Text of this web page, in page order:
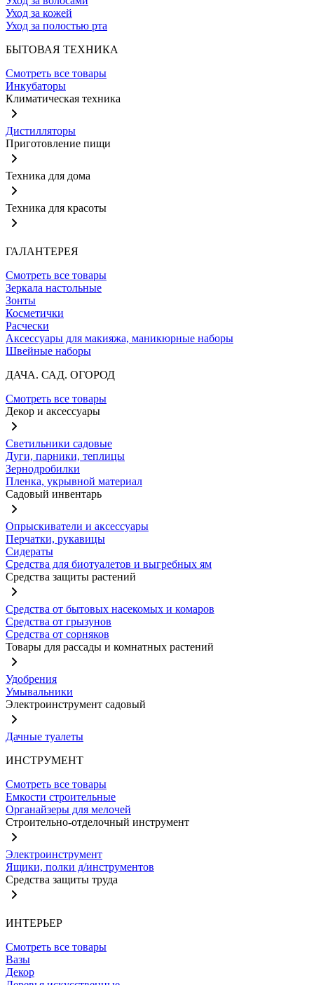
Уход за кожей
Уход за полостью рта
БЫТОВАЯ ТЕХНИКА
Смотреть все товары
Инкубаторы
Климатическая техника
Дистилляторы
Приготовление пищи
Техника для дома
Техника для красоты
ГАЛАНТЕРЕЯ
Смотреть все товары
Зеркала настольные
Зонты
Косметички
Расчески
Аксессуары для макияжа, маникюрные наборы
Швейные наборы
ДАЧА. САД. ОГОРОД
Смотреть все товары
Декор и аксессуары
Светильники садовые
Дуги, парники, теплицы
Зернодробилки
Пленка, укрывной материал
Садовый инвентарь
Опрыскиватели и аксессуары
Перчатки, рукавицы
Сидераты
Средства для биотуалетов и выгребных ям
Средства защиты растений
Средства от бытовых насекомых и комаров
Средства от грызунов
Средства от сорняков
Товары для рассады и комнатных растений
Удобрения
Умывальники
Электроинструмент садовый
Дачные туалеты
ИНСТРУМЕНТ
Смотреть все товары
Емкости строительные
Органайзеры для мелочей
Строительно-отделочный инструмент
Электроинструмент
Ящики, полки д/инструментов
Средства защиты труда
ИНТЕРЬЕР
Смотреть все товары
Вазы
Декор